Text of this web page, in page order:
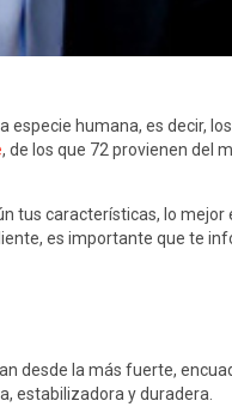
humana, es decir,
, de los que 72 provienen del
tus características, lo mejor
es importante que te
desde la más fuerte,
estabilizadora y duradera.